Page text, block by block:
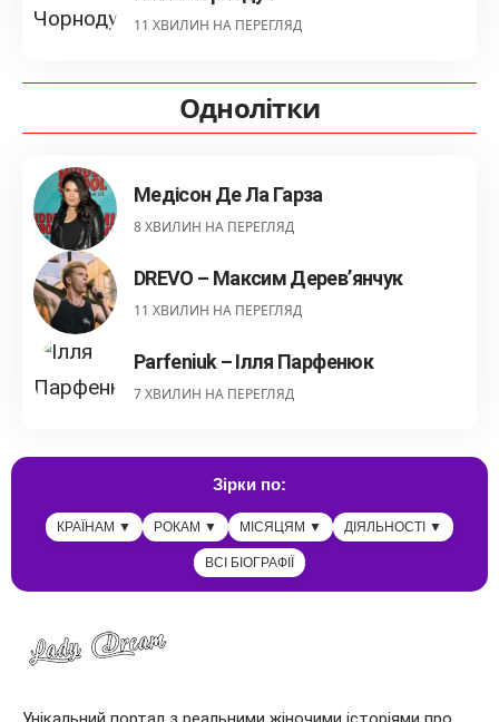
11 ХВИЛИН НА ПЕРЕГЛЯД
Однолітки
Медісон Де Ла Гарза
8 ХВИЛИН НА ПЕРЕГЛЯД
DREVO – Максим Дерев’янчук
11 ХВИЛИН НА ПЕРЕГЛЯД
Parfeniuk – Ілля Парфенюк
7 ХВИЛИН НА ПЕРЕГЛЯД
Зірки по:
КРАЇНАМ ▼ РОКАМ ▼ МІСЯЦЯМ ▼ ДІЯЛЬНОСТІ ▼
ВСІ БІОГРАФІЇ